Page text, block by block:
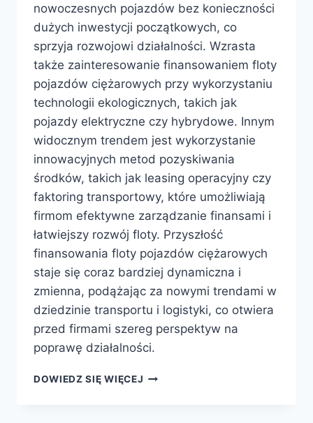
nowoczesnych pojazdów bez konieczności
dużych inwestycji początkowych, co
sprzyja rozwojowi działalności. Wzrasta
także zainteresowanie finansowaniem floty
pojazdów ciężarowych przy wykorzystaniu
technologii ekologicznych, takich jak
pojazdy elektryczne czy hybrydowe. Innym
widocznym trendem jest wykorzystanie
innowacyjnych metod pozyskiwania
środków, takich jak leasing operacyjny czy
faktoring transportowy, które umożliwiają
firmom efektywne zarządzanie finansami i
łatwiejszy rozwój floty. Przyszłość
finansowania floty pojazdów ciężarowych
staje się coraz bardziej dynamiczna i
zmienna, podążając za nowymi trendami w
dziedzinie transportu i logistyki, co otwiera
przed firmami szereg perspektyw na
poprawę działalności.
DOWIEDZ SIĘ WIĘCEJ NOWE